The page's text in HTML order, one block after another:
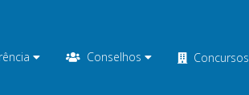
Conselhos Concursos